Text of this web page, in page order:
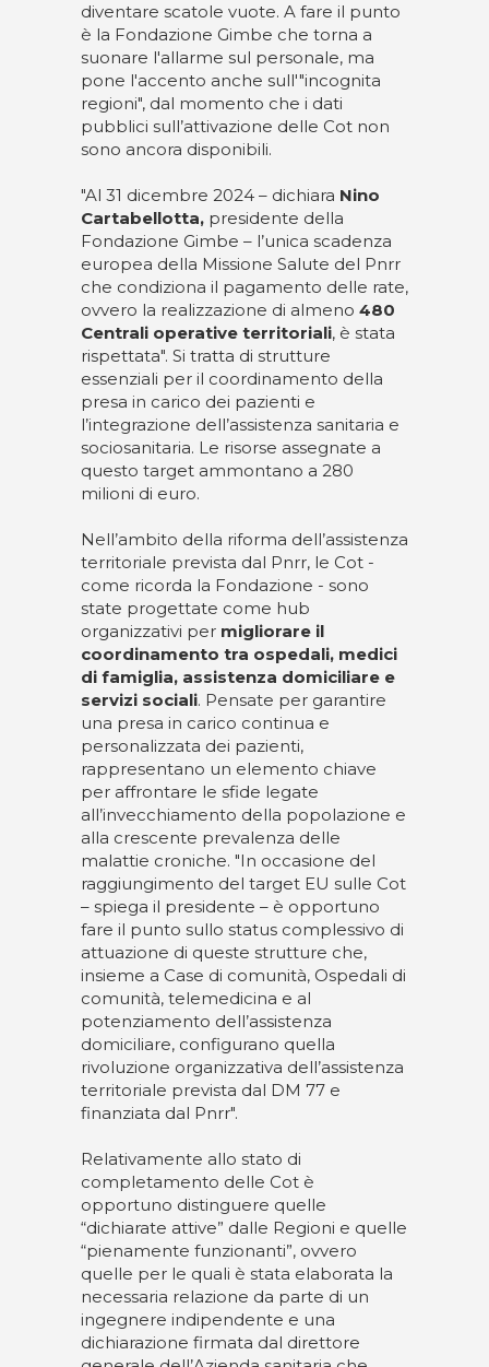
diventare scatole vuote. A fare il punto
è la Fondazione Gimbe che torna a
suonare l'allarme sul personale, ma
pone l'accento anche sull'"incognita
regioni", dal momento che i dati
pubblici sull’attivazione delle Cot non
sono ancora disponibili.
"Al 31 dicembre 2024 – dichiara Nino
Cartabellotta, presidente della
Fondazione Gimbe – l’unica scadenza
europea della Missione Salute del Pnrr
che condiziona il pagamento delle rate,
ovvero la realizzazione di almeno 480
Centrali operative territoriali, è stata
rispettata". Si tratta di strutture
essenziali per il coordinamento della
presa in carico dei pazienti e
l’integrazione dell’assistenza sanitaria e
sociosanitaria. Le risorse assegnate a
questo target ammontano a 280
milioni di euro.
Nell’ambito della riforma dell’assistenza
territoriale prevista dal Pnrr, le Cot -
come ricorda la Fondazione - sono
state progettate come hub
organizzativi per migliorare il
coordinamento tra ospedali, medici
di famiglia, assistenza domiciliare e
servizi sociali. Pensate per garantire
una presa in carico continua e
personalizzata dei pazienti,
rappresentano un elemento chiave
per affrontare le sfide legate
all’invecchiamento della popolazione e
alla crescente prevalenza delle
malattie croniche. "In occasione del
raggiungimento del target EU sulle Cot
– spiega il presidente – è opportuno
fare il punto sullo status complessivo di
attuazione di queste strutture che,
insieme a Case di comunità, Ospedali di
comunità, telemedicina e al
potenziamento dell’assistenza
domiciliare, configurano quella
rivoluzione organizzativa dell’assistenza
territoriale prevista dal DM 77 e
finanziata dal Pnrr".
Relativamente allo stato di
completamento delle Cot è
opportuno distinguere quelle
“dichiarate attive” dalle Regioni e quelle
“pienamente funzionanti”, ovvero
quelle per le quali è stata elaborata la
necessaria relazione da parte di un
ingegnere indipendente e una
dichiarazione firmata dal direttore